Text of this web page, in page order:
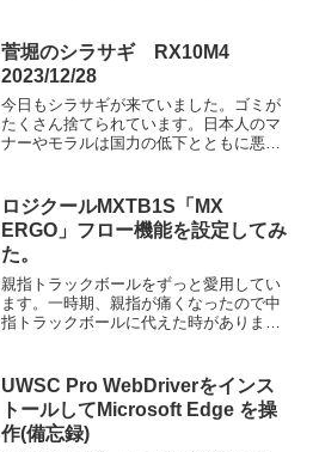
張っていて、オナガはムクドリが来ると
逃げていました。羽の青色...
菅堀のシラサギ RX10M4
2023/12/28
今日もシラサギが来ていました。ゴミが
たくさん捨てられています。日本人のマ
ナーやモラルは国力の低下とともに悪化
ロジクールMXTB1S「MX
ERGO」フロー機能を設定してみ
た。
親指トラックボールをずっと愛用してい
ます。一時期、親指が痛くなったので中
指トラックボールに代えた時がありま
在使っているのはロジクールのM570tで
す。はじめは調子よかった...
UWSC Pro WebDriverをインス
トールしてMicrosoft Edge を操
作(備忘録)